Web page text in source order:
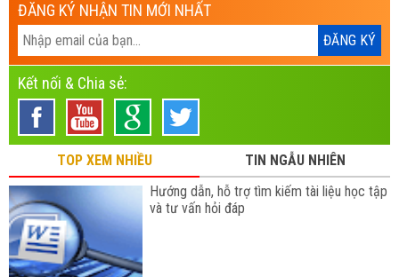
ĐĂNG KÝ NHẬN TIN MỚI NHẤT
Kết nối & Chia sẻ:
TOP XEM NHIỀU
TIN NGẪU NHIÊN
Hướng dẫn, hỗ trợ tìm kiếm tài liệu học tập
và tư vấn hỏi đáp